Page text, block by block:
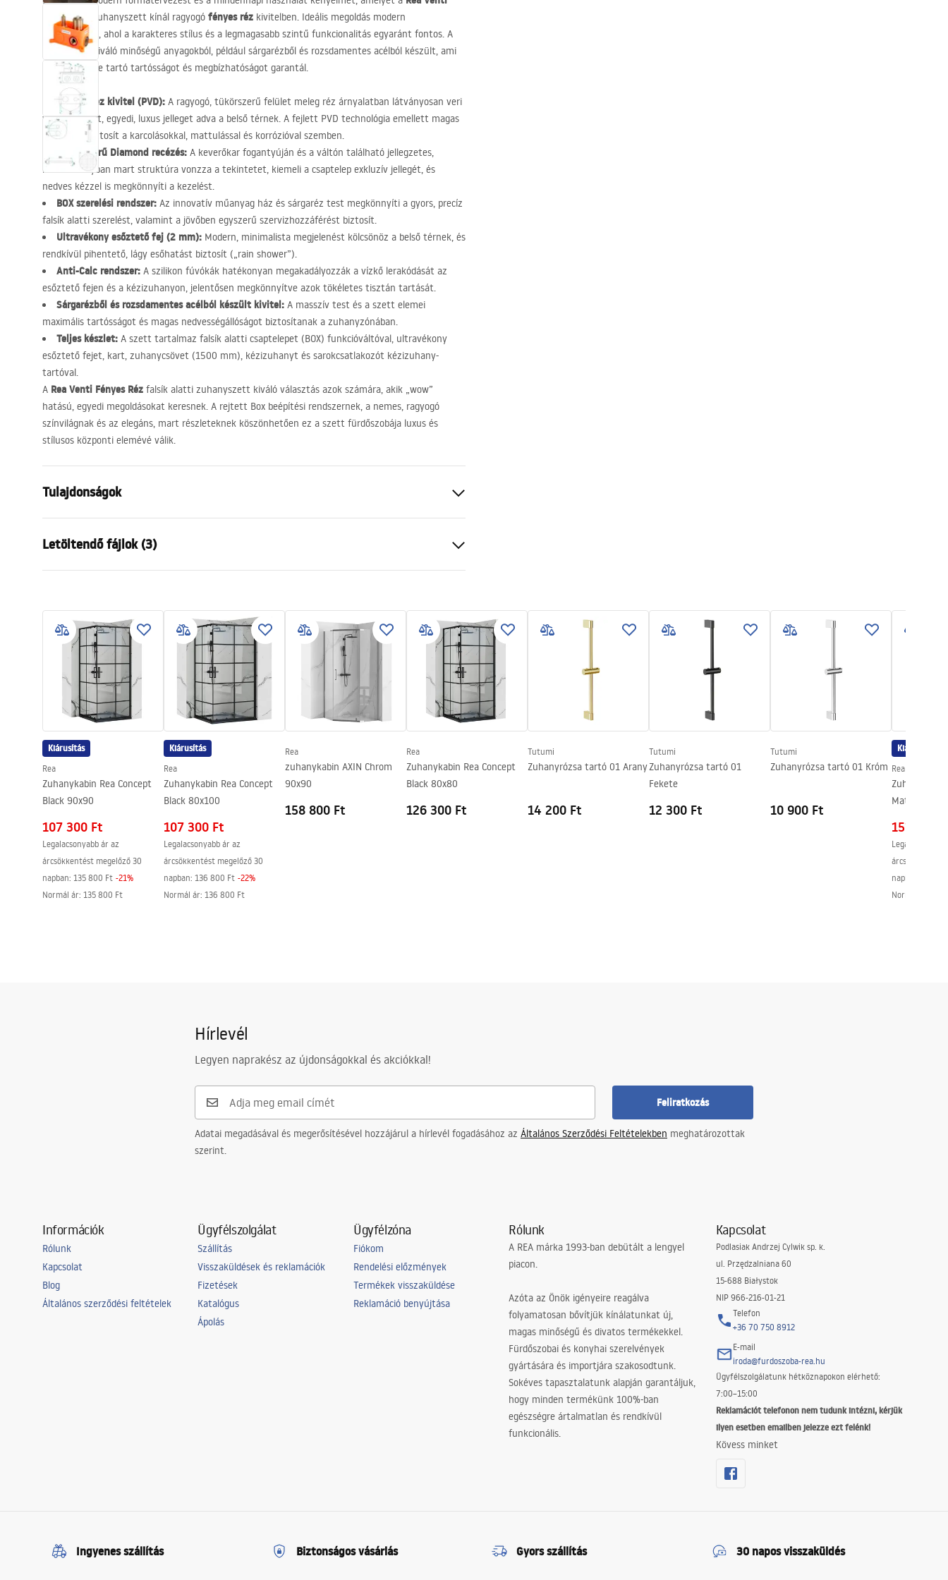
falsík alatti zuhanyszett kínál ragyogó fényes réz kivitelben. Ideális megoldás modern
fürdőszobába, ahol a karakteres stílus és a legmagasabb szintű funkcionalitás egyaránt fontos. A
teljes szett kiváló minőségű anyagokból, például sárgarézből és rozsdamentes acélból készült, ami
hosszú évekre tartó tartósságot és megbízhatóságot garantál.
Fényes Réz kivitel (PVD): A ragyogó, tükörszerű felület meleg réz árnyalatban látványosan veri
vissza a fényt, egyedi, luxus jelleget adva a belső térnek. A fejlett PVD technológia emellett magas
ellenállást biztosít a karcolásokkal, mattulással és korrózióval szemben.
Ékszerszerű Diamond recézés: A keverőkar fogantyúján és a váltón található jellegzetes,
keresztirányban mart struktúra vonzza a tekintetet, kiemeli a csaptelep exkluzív jellegét, és
nedves kézzel is megkönnyíti a kezelést.
BOXszerelési rendszer: Az innovatív műanyag ház és sárgaréz test megkönnyíti a gyors, precíz
falsík alatti szerelést, valamint a jövőben egyszerű szervizhozzáférést biztosít.
Ultravékony esőztető fej (2 mm): Modern, minimalista megjelenést kölcsönöz a belső térnek, és
rendkívül pihentető, lágy esőhatást biztosít („rain shower”).
Anti-Calc rendszer: A szilikon fúvókák hatékonyan megakadályozzák a vízkő lerakódását az
esőztető fejen és a kézizuhanyon, jelentősen megkönnyítve azok tökéletes tisztán tartását.
Sárgarézből és rozsdamentes acélból készült kivitel: A masszív test és a szett elemei
maximális tartósságot és magas nedvességállóságot biztosítanak a zuhanyzónában.
Teljes készlet: A szett tartalmaz falsík alatti csaptelepet (BOX) funkcióváltóval, ultravékony
esőztető fejet, kart, zuhanycsövet (1500 mm), kézizuhanyt és sarokcsatlakozót kézizuhany-
tartóval.
A Rea Venti Fényes Réz falsík alatti zuhanyszett kiváló választás azok számára, akik „wow”
hatású, egyedi megoldásokat keresnek. A rejtett Box beépítési rendszernek, a nemes, ragyogó
színvilágnak és az elegáns, mart részleteknek köszönhetően ez a szett fürdőszobája luxus és
stílusos központi elemévé válik.
Tulajdonságok
Anyag
Csaptelep típusa
Egykaros
Magasságállítás
Kádkifolyó
Nem
Nyomásszabályozás
Anti-Calc rendszer
Bevonási technológia
PVD
Garancia
5 Év
Letöltendő fájlok (3)
Safety_Information_Shower_set.p
df
Warranty_Terms_and_Conditions_
Faucets_-_5.pdf
Összeszerelési útmutató
shower_set.pdf
Kiárusítás
Rea
Zuhanykabin Rea Concept
Black 90x90
107 300 Ft
Legalacsonyabb ár az
árcsökkentést megelőző 30
napban: 135 800 Ft -21%
Normál ár: 135 800 Ft
Kiárusítás
Rea
Zuhanykabin Rea Concept
Black 80x100
107 300 Ft
Legalacsonyabb ár az
árcsökkentést megelőző 30
napban: 136 800 Ft -22%
Normál ár: 136 800 Ft
Rea
zuhanykabin AXIN Chrom
90x90
158 800 Ft
Rea
Zuhanykabin Rea Concept
Black 80x80
126 300 Ft
Tutumi
Zuhanyrózsa tartó 01 Arany
14 200 Ft
Tutumi
Zuhanyrózsa tartó 01
Fekete
12 300 Ft
Tutumi
Zuhanyrózsa tartó 01 Króm
10 900 Ft
Kiárusítás
Rea
Zuhanyfal
Mat 90 +
151 900
árcsökkentést
napban:
Normál ár
Hírlevél
Legyen naprakész az újdonságokkal és akciókkal!
Feliratkozás
Adatai megadásával és megerősítésével hozzájárul a hírlevél fogadásához az Általános Szerződési Feltételekben meghatározottak
szerint.
Információk
Rólunk
Kapcsolat
Blog
Általános szerződési feltételek
Ügyfélszolgálat
Szállítás
Visszaküldések és reklamációk
Fizetések
Katalógus
Ápolás
Ügyfélzóna
Fiókom
Rendelési előzmények
Termékek visszaküldése
Reklamáció benyújtása
Rólunk
A REA márka 1993-ban debütált a lengyel
piacon.
Azóta az Önök igényeire reagálva
folyamatosan bővítjük kínálatunkat új,
magas minőségű és divatos termékekkel.
Fürdőszobai és konyhai szerelvények
gyártására és importjára szakosodtunk.
Sokéves tapasztalatunk alapján garantáljuk,
hogy minden termékünk 100%-ban
egészségre ártalmatlan és rendkívül
funkcionális.
Kapcsolat
Podlasiak Andrzej Cylwik sp. k.
ul. Przędzalniana 60
15-688 Białystok
NIP 966-216-01-21
Telefon
+36 70 750 8912
E-mail
iroda@furdoszoba-rea.hu
Ügyfélszolgálatunk hétköznapokon elérhető:
7:00–15:00
Reklamációt telefonon nem tudunk intézni, kérjük
ilyen esetben emailben jelezze ezt felénk!
Kövess minket
Ingyenes szállítás Biztonságos vásárlás Gyors szállítás 30 napos visszaküldés